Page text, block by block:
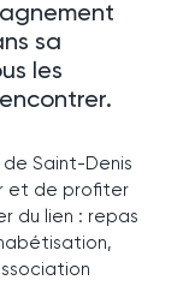
sa
les
Saint-Denis
et de profiter
du lien : repas